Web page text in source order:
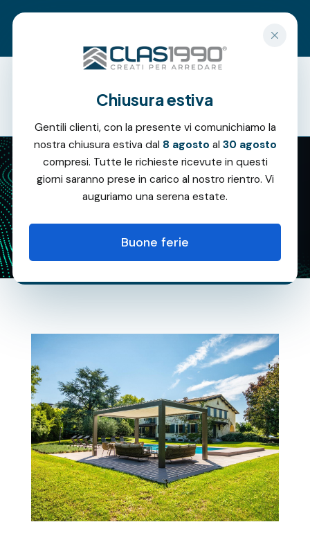
Chiusura estiva
Gentili clienti, con la presente vi comunichiamo la
nostra chiusura estiva dal 8 agosto al 30 agosto
compresi. Tutte le richieste ricevute in questi
giorni saranno prese in carico al nostro rientro. Vi
auguriamo una serena estate.
Buone ferie
News